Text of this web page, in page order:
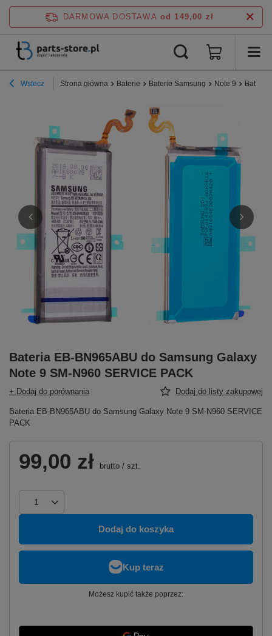
DARMOWA DOSTAWA od 149,00 zł
Wstecz Strona główna Baterie Baterie Samsung Note 9 Bateria
Bateria EB-BN965ABU do Samsung Galaxy
Note 9 SM-N960 SERVICE PACK
+ Dodaj do porównania Dodaj do listy zakupowej
Bateria EB-BN965ABU do Samsung Galaxy Note 9 SM-N960 SERVICE
PACK
99,00 zł brutto / szt.
Dodaj do koszyka
Możesz kupić także poprzez: